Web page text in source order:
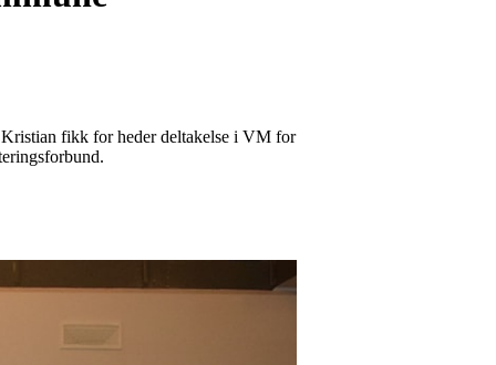
Kristian fikk for heder deltakelse i VM for